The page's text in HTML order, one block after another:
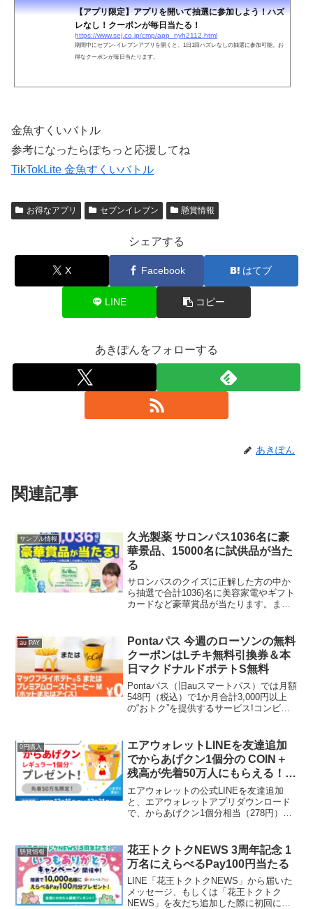
【アプリ限定】アプリを開いて抽選に参加しよう！ハズ
レなし！クーポンが毎日当たる！
https://www.sej.co.jp/cmp/app_nyh2112.html
期間中にセブン‐イレブンアプリを開くと、1日1回ハズレなしの抽選に参加可能。お
得なクーポンが毎日当たります。
金魚すくいバトル
参考になったらぽちっと応援してね
TikTokLite 金魚すくいバトル
お得なアプリ セブンイレブン 懸賞情報
シェアする
X Facebook はてブ
LINE コピー
あきぽんをフォローする
あきぽん
関連記事
サンプル情報
久光製薬 サロンパス1036名に豪
華景品、15000名に試供品が当た
る
サロンパスのクイズに正解した方の中か
ら抽選で合計1036)名に美容家電やギフト
カードなど豪華賞品が当たります。また
日 足にも肩にもサロンパス！賞品A賞
おうちでSal...
au PAY
Pontaパス 今週のローソンの無料
クーポンはLチキ無料引換券＆本
日マクドナルドポテトS無料
Pontaパス（旧auスマートパス）では月額
548円（税込）で1か月合計3,000円以上
の“おトク”を提供するサービス!コンビニ
す。Pontaパスはこちら 今ならPo...
0円購入
エアウォレットLINEを友達追加
でからあげクン1個分の COIN＋
残高が先着50万人にもらえる！友
達シェアでローソンお茶無料券が
当たる
エアウォレットの公式LINEを友達追加
と、エアウォレットアプリダウンロード
で、からあげクン1個分相当（278円）の
えませんが、まだ友達になっていない家
族に追加し...
懸賞情報
花王トクトクNEWS 3周年記念 1
万名にえらべるPay100円当たる
LINE「花王トクトクNEWS」から届いた
メッセージ、もしくは「花王トクトク
NEWS」を友だち追加した際に初回に届